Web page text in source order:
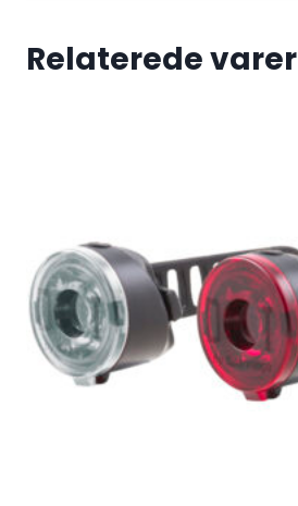
Relaterede varer